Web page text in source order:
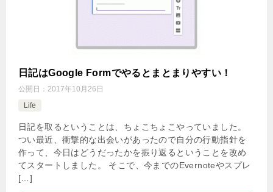
日記はGoogle Formでやるとまとまりやすい！
公開日： 2017年10月26日
Life
日記を取るということは、ちょこちょこやっていました。
つい最近、衝撃的な出会いがあったので自分の行動指針を
作って、今日はどうだったかを振り返るということを改め
てスタートしました。 そこで、今までのEvernoteやスプレ
[…]